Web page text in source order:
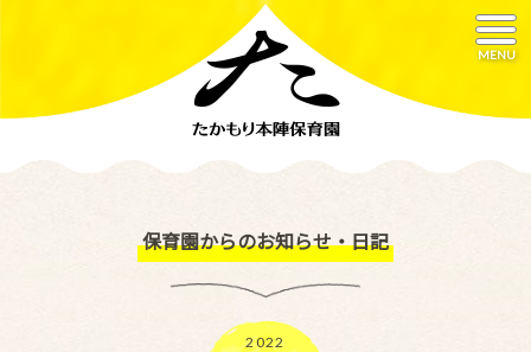
MENU
保育園からのお知らせ・日記
2022